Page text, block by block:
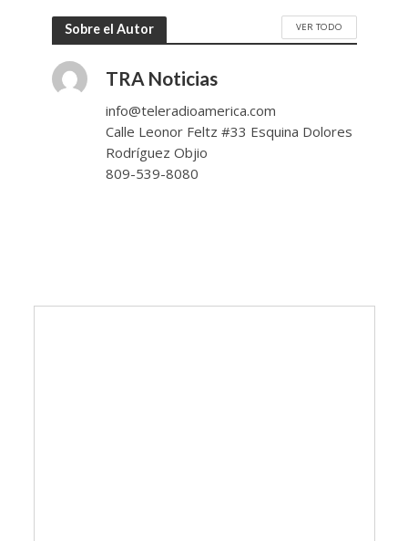
Sobre el Autor VER TODO
TRA Noticias
info@teleradioamerica.com
Calle Leonor Feltz #33 Esquina Dolores
Rodríguez Objio
809-539-8080